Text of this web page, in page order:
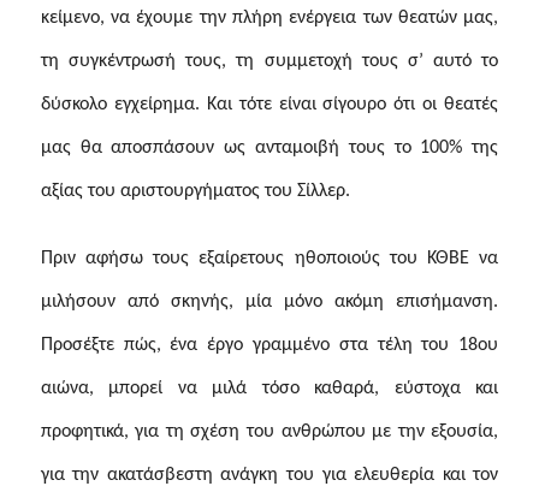
κείμενο, να έχουμε την πλήρη ενέργεια των θεατών μας,
τη συγκέντρωσή τους, τη συμμετοχή τους σ’ αυτό το
δύσκολο εγχείρημα. Και τότε είναι σίγουρο ότι οι θεατές
μας θα αποσπάσουν ως ανταμοιβή τους το 100% της
αξίας του αριστουργήματος του Σίλλερ.
Πριν αφήσω τους εξαίρετους ηθοποιούς του ΚΘΒΕ να
μιλήσουν από σκηνής, μία μόνο ακόμη επισήμανση.
Προσέξτε πώς, ένα έργο γραμμένο στα τέλη του 18ου
αιώνα, μπορεί να μιλά τόσο καθαρά, εύστοχα και
προφητικά, για τη σχέση του ανθρώπου με την εξουσία,
για την ακατάσβεστη ανάγκη του για ελευθερία και τον